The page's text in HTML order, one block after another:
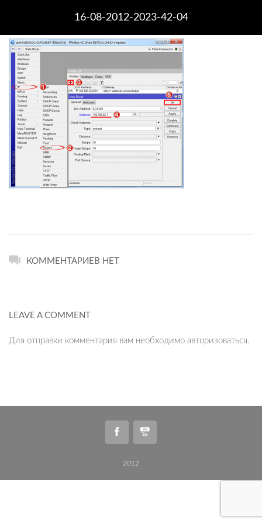
16-08-2012-2023-42-04
КОММЕНТАРИЕВ НЕТ
LEAVE A COMMENT
Для отправки комментария вам необходимо авторизоваться.
2012